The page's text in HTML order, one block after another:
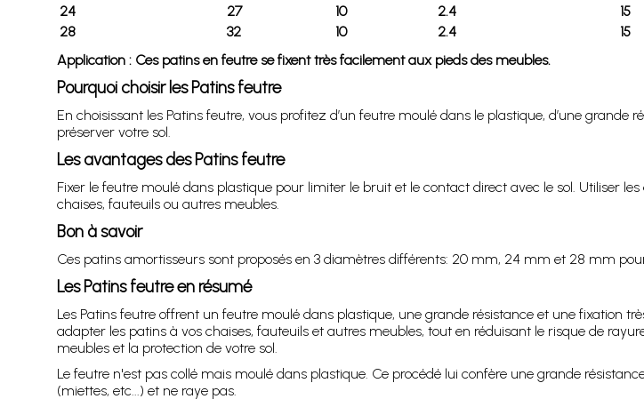
24
27 10 2.4 15
28
32 10 2.4 15
Application : Ces patins en feutre se fixent très facilement aux pieds des meubles.
Pourquoi choisir les Patins feutre
En choisissant les Patins feutre, vous profitez d’un feutre moulé dans le plastique, d’une
préserver votre sol.
Les avantages des Patins feutre
Fixer le feutre moulé dans plastique pour limiter le bruit et le contact direct avec le sol. Utiliser
chaises, fauteuils ou autres meubles.
Bon à savoir
Ces patins amortisseurs sont proposés en 3 diamètres différents: 20 mm, 24 mm et 28 mm
Les Patins feutre en résumé
Les Patins feutre offrent un feutre moulé dans plastique, une grande résistance et une fixation
adapter les patins à vos chaises, fauteuils et autres meubles, tout en réduisant le risque de
meubles et la protection de votre sol.
Le feutre n'est pas collé mais moulé dans plastique. Ce procédé lui confère une grande
(miettes, etc...) et ne raye pas.